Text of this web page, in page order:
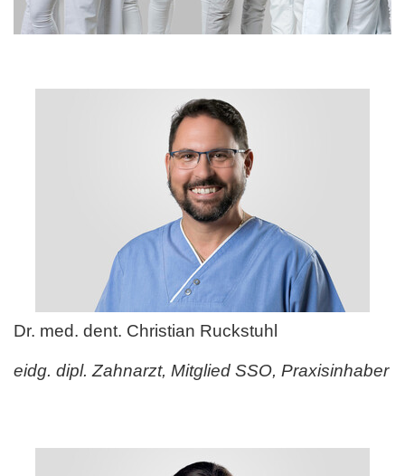
Dr. med. dent. Christian Ruckstuhl
eidg. dipl. Zahnarzt, Mitglied SSO, Praxisinhaber